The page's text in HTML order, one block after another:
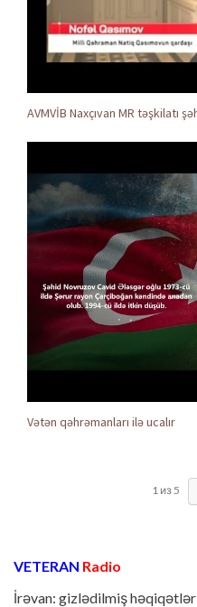
Vətən qəhrəmanları ilə ucalır
1 из 5
VETERAN Radio
İrəvan: gizlədilmiş həqiqətlər